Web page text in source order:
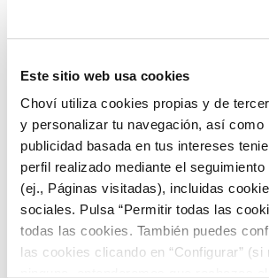
Este sitio web usa cookies
Choví utiliza cookies propias y de
y personalizar tu navegación, así como
publicidad basada en tus intereses
perfil realizado mediante el
(ej., Páginas visitadas), incluidas
sociales. Pulsa “Permitir todas las
todas las cookies. También puedes
las cookies clicando en “Configurar” (si
especial a tu postre del día de la
Añade 4 cucharadas colmadas de
Agrégala a la leche caliente.
Cuece de nuevo a fuego lento y
Cuando la leche haya adquirido
retírala del fuego.
Colócala en un molde y deja enfriar.
Corta la leche en cuadrados.
Pásala por harina de maíz y huevo
Fríe en abundante aceite.
Escurre en papel absorbente.